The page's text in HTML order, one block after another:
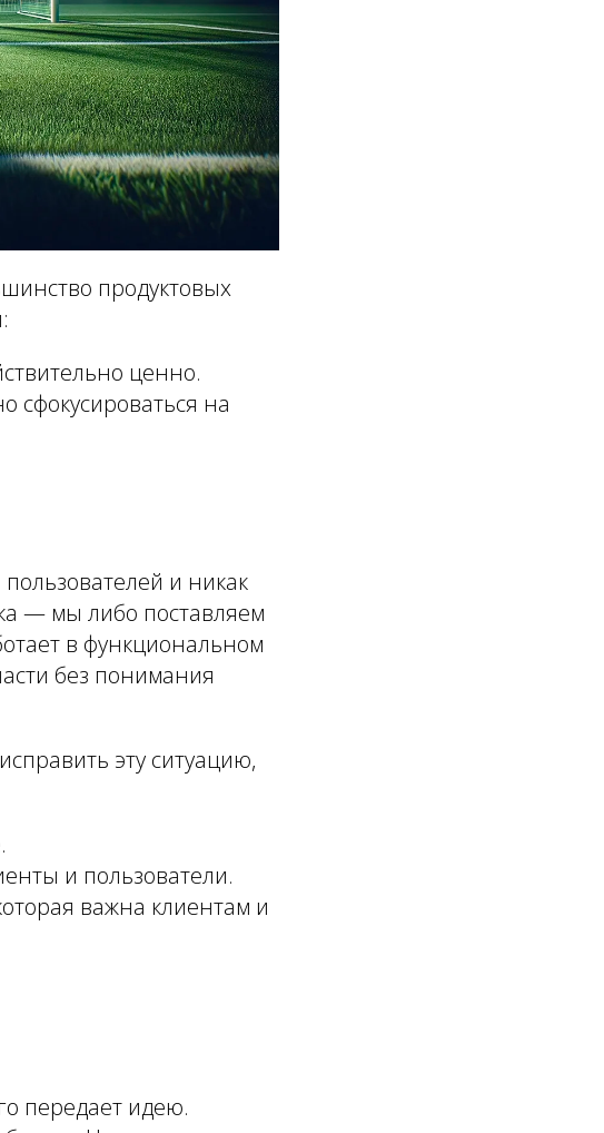
продуктовых
ценно.
сфокусироваться на
и никак
— мы либо поставляем
в функциональном
без понимания
эту ситуацию,
и пользователи.
важна клиентам и
передает идею.